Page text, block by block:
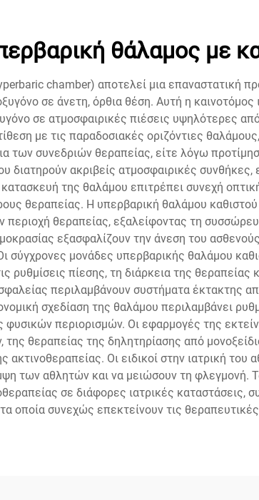
θάλαμος με
chamber) αποτελεί μια επαναστατική
σε άνετη, όρθια θέση. Αυτή η καινοτόμος
σε ατμοσφαιρικές πιέσεις υψηλότερες
με τις παραδοσιακές οριζόντιες
των συνεδριών θεραπείας, είτε λόγω
διατηρούν ακριβείς ατμοσφαιρικές
της θαλάμου επιτρέπει συνεχή
θεραπείας. Η υπερβαρική θαλάμου
θεραπείας, εξαλείφοντας τη
εξασφαλίζουν την άνεση του
μονάδες υπερβαρικής θαλάμου
ρυθμίσεις πίεσης, τη διάρκεια της
περιλαμβάνουν συστήματα έκτακτης
σχεδίαση της θαλάμου περιλαμβάνει
περιορισμών. Οι εφαρμογές της
θεραπείας της δηλητηρίασης από
ακτινοθεραπείας. Οι ειδικοί στην ιατρική
των αθλητών και να μειώσουν τη φλεγμονή.
σε διάφορες ιατρικές καταστάσεις,
οποία συνεχώς επεκτείνουν τις